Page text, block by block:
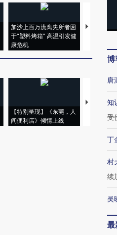
加沙上百万流离失所者困
于“塑料烤箱” 高温引发健
康危机
马航飞行
【特别呈现】《东莞，人
间便利店》倾情上线
【推广】
博
唐
知
受
丁
村
续
吴
最